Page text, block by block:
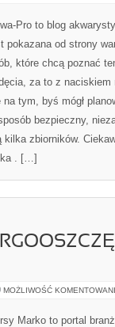
Pro to blog
pokazana od strony
które chcą poznać
za to z naciskiem
na tym, byś mógł
bezpieczny,
zbiorników.
. […]
MOŻLIWOŚĆ
Marko to portal